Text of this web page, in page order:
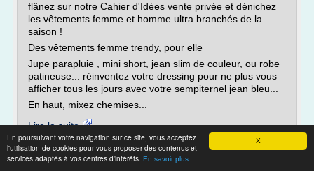
X
En poursuivant votre navigation sur ce site, vous acceptez
l'utilisation de cookies pour vous proposer des contenus et
services adaptés à vos centres d'intérêts. En savoir plus
flânez sur notre Cahier d'Idées vente privée et dénichez
les vêtements femme et homme ultra branchés de la
saison !
Des vêtements femme trendy, pour elle
Jupe parapluie , mini short, jean slim de couleur, ou robe
patineuse... réinventez votre dressing pour ne plus vous
afficher tous les jours avec votre sempiternel jean bleu...
En haut, mixez chemises...
Lire la suite
Site :guide.vente-privee.com